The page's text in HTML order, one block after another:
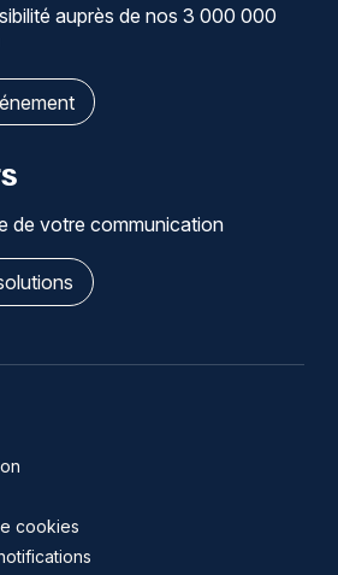
auprès de nos 3 000 000
de votre communication
cookies